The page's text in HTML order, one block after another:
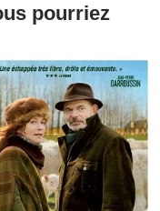
pourriez